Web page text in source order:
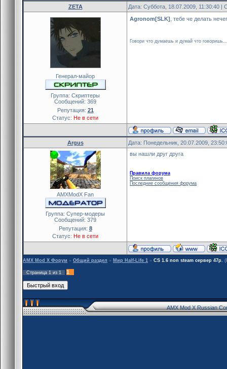
ZETA Дата: Суббота, 18.07.2009, 11:30:40
Генерал-майор
Группа: Скриптеры
Сообщений: 369
Репутация: 21
Статус: Не в сети
Agronom[SLK] , тебе че делать
Говори что думаешь и думай что говоришь...
Argus Дата: Понедельник, 20.07.2009,
AMXModX Fan
Группа: Cупер-модеры
Сообщений: 379
Репутация: 8
Статус: Не в сети
вы нашли друг друга
Правила форума
Поиск плагинов
Последние сообщения форума
AMX Mod X Форум » Общий раздел » Мир Half-Life 1 » CS 1.6 non steam сервер 47p.
Страница 1 из 1 1
AMX Mod X Russian